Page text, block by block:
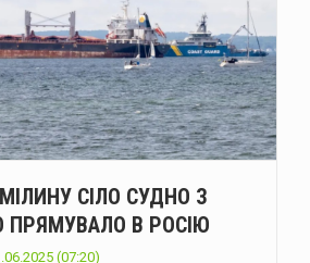
СІЛО СУДНО З
В РОСІЮ
(07:20)